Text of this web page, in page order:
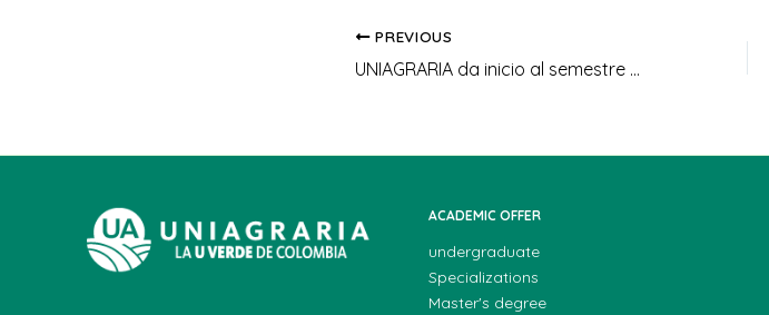
PREVIOUS
UNIAGRARIA da inicio al semestre 2024-1 con clase inaugural de la Facultad de Ciencias Jurídicas y Sociales
ACADEMIC OFFER
undergraduate
Specializations
Master's degree